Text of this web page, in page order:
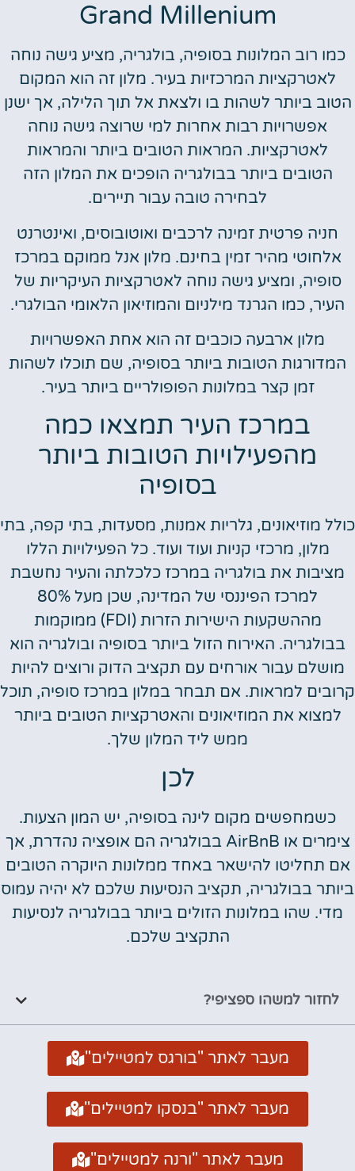
Grand Millenium
כמו רוב המלונות בסופיה, בולגריה, מציע גישה נוחה
לאטרקציות המרכזיות בעיר. מלון זה הוא המקום
הטוב ביותר לשהות בו ולצאת אל תוך הלילה, אך ישנן
אפשרויות רבות אחרות למי שרוצה גישה נוחה
לאטרקציות. המראות הטובים ביותר והמראות
הטובים ביותר בבולגריה הופכים את המלון הזה
לבחירה טובה עבור תיירים.
חניה פרטית זמינה לרכבים ואוטובוסים, ואינטרנט
אלחוטי מהיר זמין בחינם. מלון אנל ממוקם במרכז
סופיה, ומציע גישה נוחה לאטרקציות העיקריות של
העיר, כמו הגרנד מילניום והמוזיאון הלאומי הבולגרי.
מלון ארבעה כוכבים זה הוא אחת האפשרויות
המדורגות הטובות ביותר בסופיה, שם תוכלו לשהות
זמן קצר במלונות הפופולריים ביותר בעיר.
במרכז העיר תמצאו כמה
מהפעילויות הטובות ביותר
בסופיה
כולל מוזיאונים, גלריות אמנות, מסעדות, בתי קפה, בתי
מלון, מרכזי קניות ועוד ועוד. כל הפעילויות הללו
מציבות את בולגריה במרכז כלכלתה והעיר נחשבת
למרכז הפיננסי של המדינה, שכן מעל 80%
מההשקעות הישירות הזרות (FDI) ממוקמות
בבולגריה. האירוח הזול ביותר בסופיה ובולגריה הוא
מושלם עבור אורחים עם תקציב הדוק ורוצים להיות
קרובים למראות. אם תבחר במלון במרכז סופיה, תוכל
למצוא את המוזיאונים והאטרקציות הטובים ביותר
ממש ליד המלון שלך.
לכן
כשמחפשים מקום לינה בסופיה, יש המון הצעות.
צימרים או AirBnB בבולגריה הם אופציה נהדרת, אך
אם תחליטו להישאר באחד ממלונות היוקרה הטובים
ביותר בבולגריה, תקציב הנסיעות שלכם לא יהיה עמוס
מדי. שהו במלונות הזולים ביותר בבולגריה לנסיעות
התקציב שלכם.
לחזור למשהו ספציפי?
מעבר לאתר "בורגס למטיילים"
מעבר לאתר "בנסקו למטיילים"
מעבר לאתר "ורנה למטיילים"